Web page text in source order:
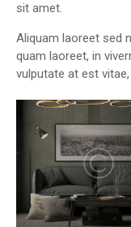
sit amet.
Aliquam laoreet sed
quam laoreet, in
vulputate at est